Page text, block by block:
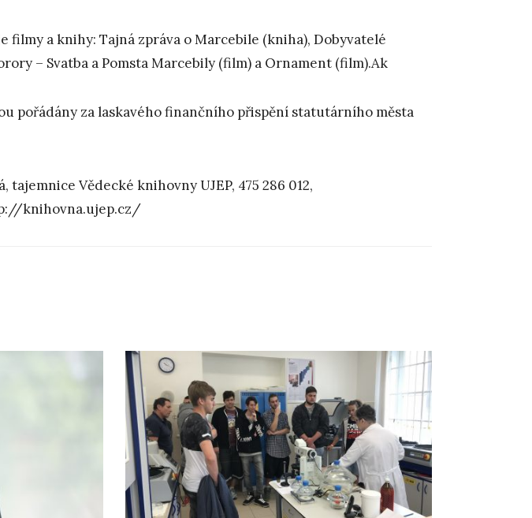
filmy a knihy: Tajná zpráva o Marcebile (kniha), Dobyvatelé
– Svatba a Pomsta Marcebily (film) a Ornament (film).Ak
pořádány za laskavého finančního přispění statutárního města
tajemnice Vědecké knihovny UJEP, 475 286 012,
knihovna.ujep.cz/